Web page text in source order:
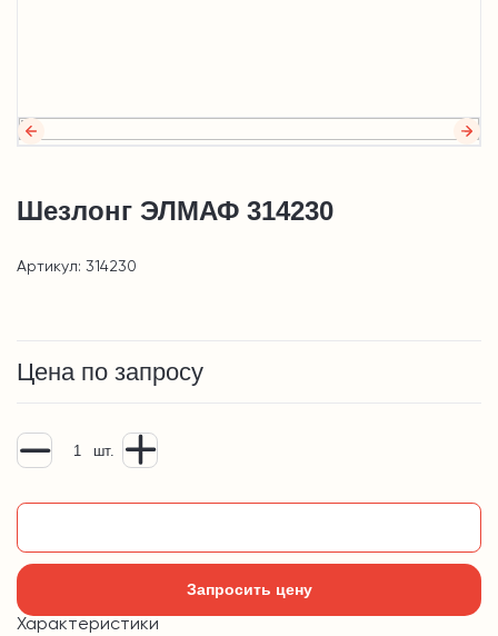
Шезлонг ЭЛМАФ 314230
Артикул: 314230
Цена по запросу
шт.
Запросить цену
Характеристики